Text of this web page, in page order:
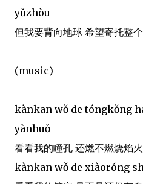
yǔzhòu
但我要背向地球 希望寄托整
(music)
kànkan wǒ de tóngkǒng
yànhuǒ
看看我的瞳孔 还燃不燃烧焰火
kànkan wǒ de xiàoróng